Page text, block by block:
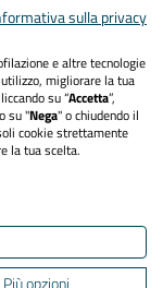
sulla privacy
e altre tecnologie
migliorare la tua
su “Accetta”,
su "Nega" o chiudendo il
cookie strettamente
la tua scelta.
Più opzioni